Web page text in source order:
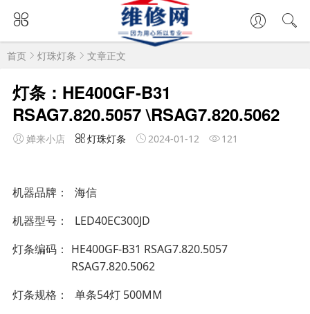
首页 灯珠灯条 文章正文
灯条：HE400GF-B31
RSAG7.820.5057 \RSAG7.820.5062
婵来小店 灯珠灯条 2024-01-12 121
机器品牌
海信
机器型号
LED40EC300JD
灯条编码
HE400GF-B31 RSAG7.820.5057
RSAG7.820.5062
灯条规格
单条54灯 500MM